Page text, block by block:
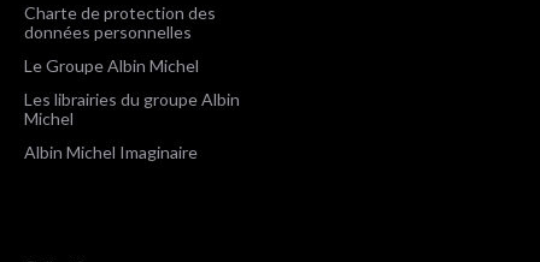
Charte de protection des
données personnelles
Le Groupe Albin Michel
Les librairies du groupe Albin
Michel
Albin Michel Imaginaire